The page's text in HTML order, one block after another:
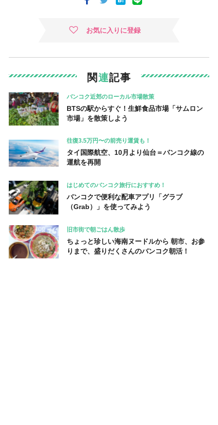
お気に入りに登録
関連記事
バンコク近郊のローカル市場散策
BTSの駅からすぐ！生鮮食品市場「サムロン
市場」を散策しよう
往復3.5万円〜の前売り運賃も！
タイ国際航空、10月より仙台＝バンコク線の
運航を再開
はじめてのバンコク旅行におすすめ！
バンコクで便利な配車アプリ「グラブ
（Grab）」を使ってみよう
旧市街で朝ごはん散歩
ちょっと珍しい海南ヌードルから 朝市、お参
りまで、盛りだくさんのバンコク朝活！